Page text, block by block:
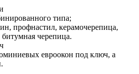
типа;
профнастил, керамочерепица,
черепица.
евроокон под ключ, а